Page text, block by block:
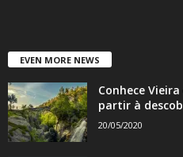
EVEN MORE NEWS
Conhece
partir à
20/05/2020